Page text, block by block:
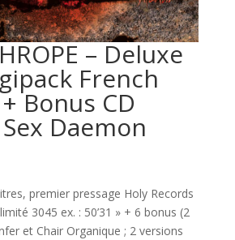
– Deluxe
French
Bonus CD
Daemon
premier pressage Holy Records
3045 ex. : 50’31 » + 6 bonus (2
et Chair Organique ; 2 versions